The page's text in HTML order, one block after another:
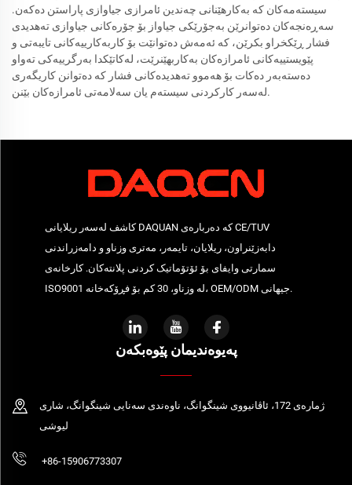
سیستەمەکان کە بەکارهێنانی چەندین ئامرازی جیاوازی پاراستن دەکەن.
سەڕەنجەکان دەتوانرێن بەجۆرێکی جیاواز بۆ جۆرەکانی جیاوازی تەهدیدی
فشار ڕێکخراو بکرێن، کە ئەمەش دەتوانێت بۆ کاربەکارییەکانی تایبەتی و
پێویستییەکانی ئامرازەکان بەکاربهێنرێت، لەکاتێکدا بەرگرییەکی تەواو
دەستەبەر دەکات بۆ هەموو تەهدیدەکانی فشار کە دەتوانن کاریگەری
لەسەر کارکردنی سیستەم یان سەلامەتی ئامرازەکان بێنن.
کاشف لەسەر ریلايانی DAQUAN کە دەربارەی CE/TUV
دابەزێنراون، ریلايان، تایمەر، مەتری وزناو و دامەزراندنی
سمارتی وایفای بۆ ئۆتۆماتیک کردنی پلانتەکان. کارخانەی
ISO9001 لە وزناو، 30 کم بۆ فڕۆکەخانە، OEM/ODM جیھانی.
پەیوەندیمان پێوەبکەن
ژمارەی 172، ئاڤانیووی شینگوانگ، ناوەندی سەنایی شینگوانگ، شاری
لیوشی
+86-15906773307